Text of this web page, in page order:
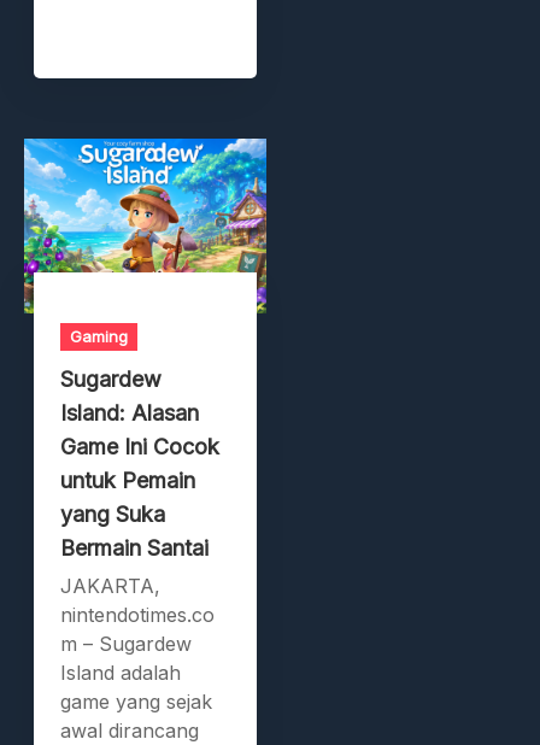
Gaming
Sugardew
Island: Alasan
Game Ini Cocok
untuk Pemain
yang Suka
Bermain Santai
JAKARTA,
nintendotimes.co
m – Sugardew
Island adalah
game yang sejak
awal dirancang